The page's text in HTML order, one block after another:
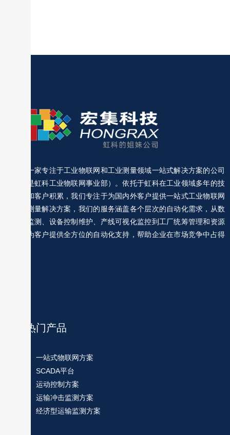
宏集是一家专注于工业物联网和工业测量领域一站式解决方案的公司
（前身是虹科工业物联网事业部）。依托于虹科在工业领域多年的技
术经验和客户积累，我们专注于为国内外客户提供一站式工业物联网
和工业测量解决方案，我们的服务涵盖各个层次的自动化需求，从数
据采集监测、设备控制维护、产线可视化监控到工厂统筹管理和资源
规划，为客户提供全方位的自动化支持，帮助企业在市场竞争中占得
热门产品
一站式物联网方案
SCADA平台
运动控制方案
运输冲击监测方案
经济型运输监测方案